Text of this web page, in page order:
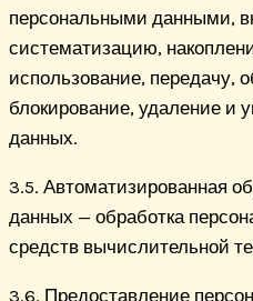
персональными данными,
систематизацию,
использование, передачу,
блокирование, удаление и
данных.
3.5. Автоматизированная
данных — обработка
средств вычислительной
3.6. Предоставление